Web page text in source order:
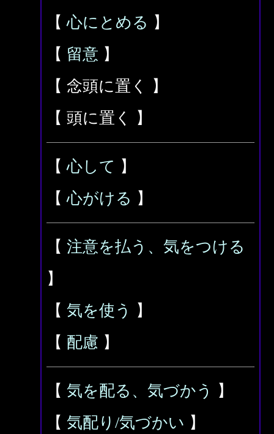
【心にとめる 】
【 留意 】
【 念頭に置く 】
【 頭に置く 】
【心して 】
【心がける 】
【 注意を払う、気をつける
】
【 気を使う
】
【 配慮 】
【 気を配る、気づかう
】
【 気配り/気づかい 】